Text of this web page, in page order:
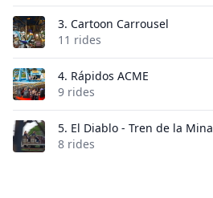
3. Cartoon Carrousel
11 rides
4. Rápidos ACME
9 rides
5. El Diablo - Tren de la Mina
8 rides